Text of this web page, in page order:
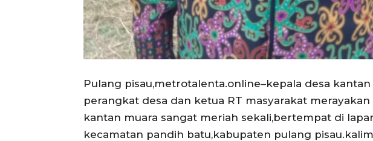
Pulang pisau,metrotalenta.online–kepala desa kantan
perangkat desa dan ketua RT masyarakat
kantan muara sangat meriah sekali,bertempat di
kecamatan pandih batu,kabupaten pulang